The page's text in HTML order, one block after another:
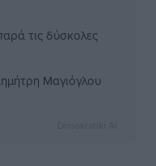
τις δύσκολες
Μαγιόγλου